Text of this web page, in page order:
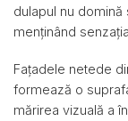
dulapul nu
menținând
Fațadele netede
formează o
mărirea vizuală a